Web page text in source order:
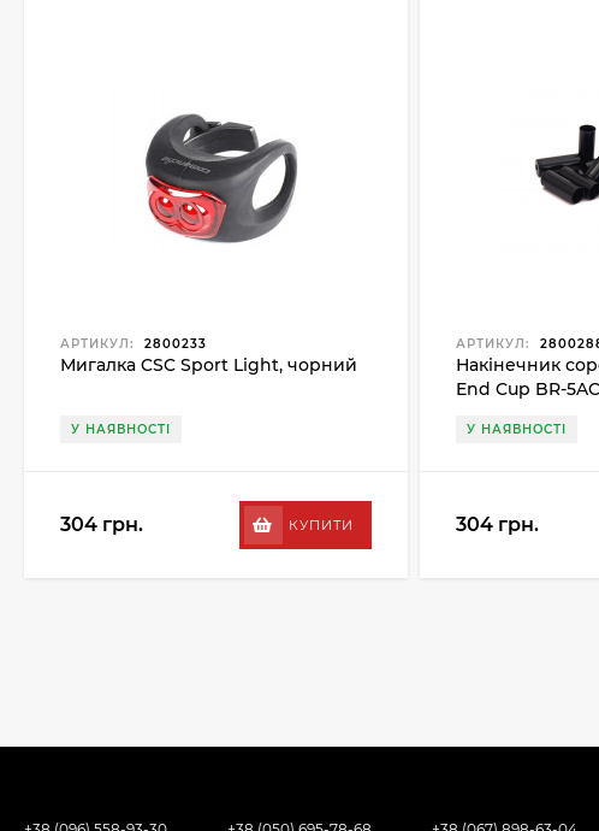
АРТИКУЛ: 2800233
Мигалка CSC Sport Light, чорний
У НАЯВНОСТІ
304 грн. КУПИТИ
АРТИКУЛ:
Накінечник
End Cup BR-
У НАЯВНОСТІ
304 грн.